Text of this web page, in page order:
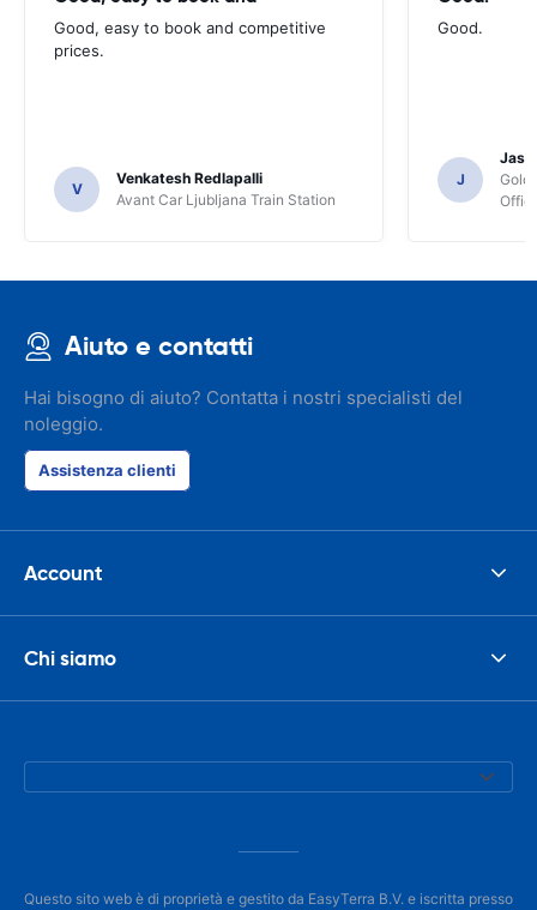
Good, easy to book and competitive
prices.
V
Venkatesh Redlapalli
Avant Car Ljubljana Train Station
Good.
J
Aiuto e contatti
Hai bisogno di aiuto? Contatta i nostri specialisti del
noleggio.
Assistenza clienti
Account
Chi siamo
Questo sito web è di proprietà e gestito da EasyTerra B.V. e iscritta presso